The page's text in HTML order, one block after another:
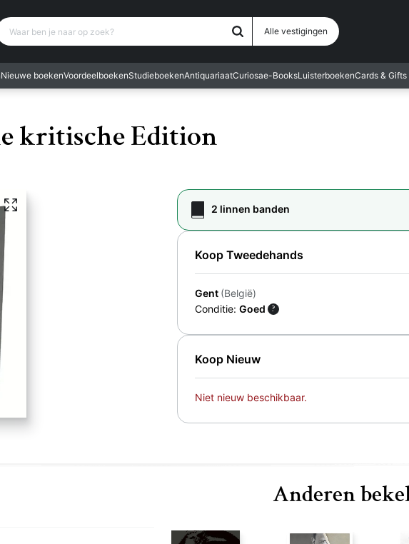
Alle vestigingen Vestiging
ben je naar op zoek?
Nieuwe boekenVoordeelboekenStudieboekenAntiquariaatCuriosae-BooksLuisterboekenCards & Gifts
kritische Edition
2 linnen banden
Koop Tweedehands
Gent (België)
Conditie: Goed ?
Koop Nieuw
Niet nieuw beschikbaar.
Anderen